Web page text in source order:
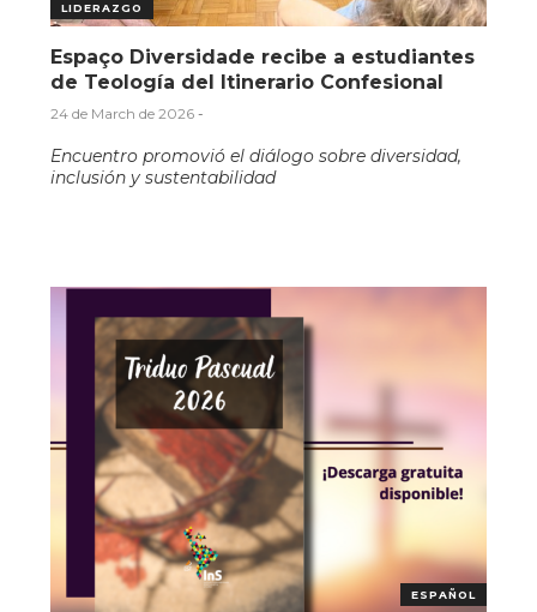
LIDERAZGO
Espaço Diversidade recibe a estudiantes
de Teología del Itinerario Confesional
24 de March de 2026 -
Encuentro promovió el diálogo sobre diversidad,
inclusión y sustentabilidad
ESPAÑOL